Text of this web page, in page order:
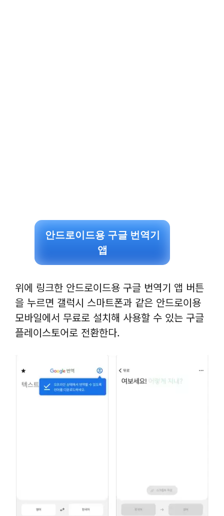
안드로이드용 구글 번역기
앱
위에 링크한 안드로이드용 구글 번역기 앱 버튼
을 누르면 갤럭시 스마트폰과 같은 안드로이용
모바일에서 무료로 설치해 사용할 수 있는 구글
플레이스토어로 전환한다.